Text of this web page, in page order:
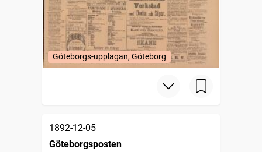
Göteborgs-upplagan, Göteborg
1892-12-05
Göteborgsposten